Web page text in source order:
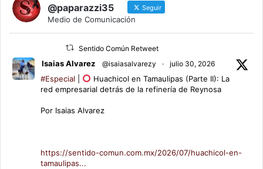
@paparazzi35 Seguir
Medio de Comunicación
Sentido Común Retweet
Isaias Alvarez @isaiasalvarezy · julio 30, 2026
#Especial
Huachicol en Tamaulipas (Parte II): La
red empresarial detrás de la refinería de Reynosa
Por Isaias Alvarez
https://sentido-comun.com.mx/2026/07/huachicol-en-
tamaulipas...